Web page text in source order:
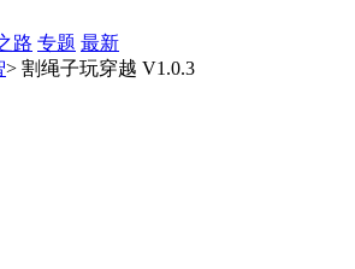
路 专题 最新
> 割绳子玩穿越 V1.0.3